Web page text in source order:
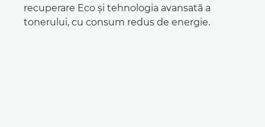
recuperare Eco şi tehnologia avansată a
tonerului, cu consum redus de energie.